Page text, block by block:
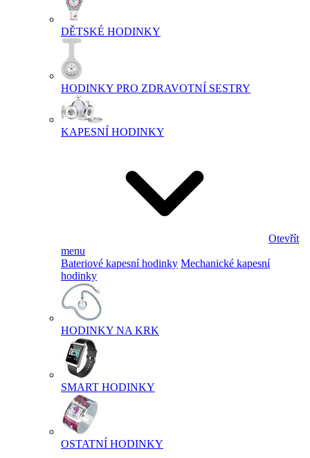
DĚTSKÉ HODINKY
HODINKY PRO ZDRAVOTNÍ SESTRY
KAPESNÍ HODINKY
Otevřít
menu
Bateriové kapesní hodinky Mechanické kapesní
hodinky
HODINKY NA KRK
SMART HODINKY
OSTATNÍ HODINKY